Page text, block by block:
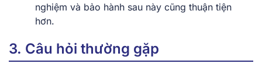
nghiệm và bảo hành sau này cũng thuận tiện
hơn.
3. Câu hỏi thường gặp